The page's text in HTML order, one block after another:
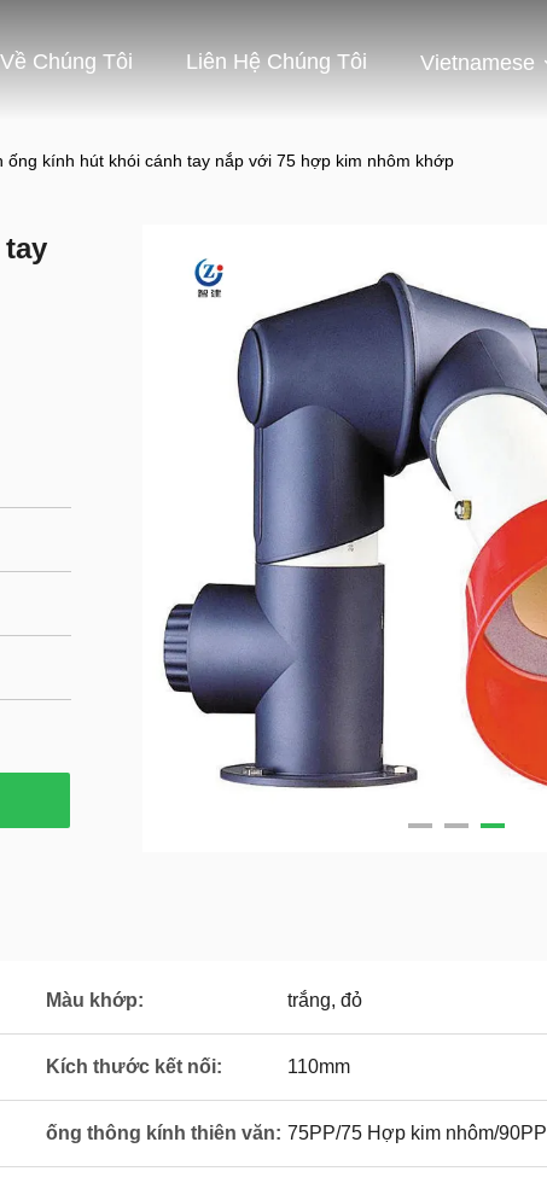
Về Chúng Tôi Liên Hệ Chúng Tôi Vietnamese
ống kính hút khói cánh tay nắp với 75 hợp kim nhôm khớp
Màu khớp: trắng, đỏ
Kích thước kết nối: 110mm
ống thông kính thiên văn: 75PP/75 Hợp kim nhôm/90PP